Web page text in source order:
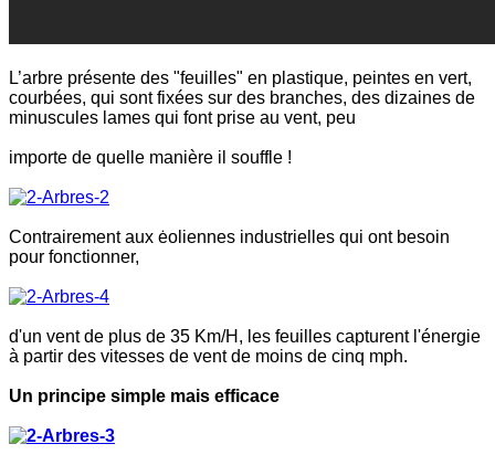
L’arbre présente des "feuilles" en plastique, peintes en vert,
courbées, qui sont fixées sur des branches, des dizaines de
minuscules lames qui font prise au vent, peu
importe de quelle manière il souffle !
Contrairement aux ėoliennes industrielles qui ont besoin
pour fonctionner,
d'un vent de plus de 35 Km/H, les feuilles capturent l'énergie
à partir des vitesses de vent de moins de cinq mph.
Un principe simple mais efficace